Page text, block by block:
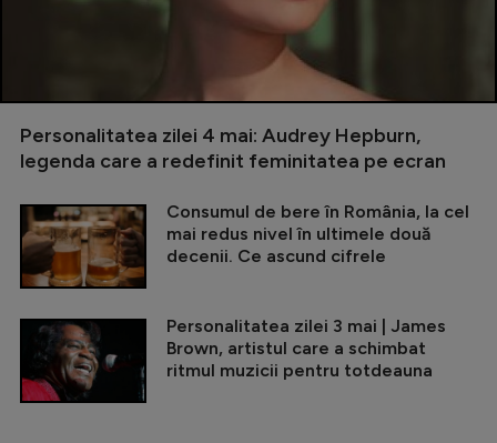
Personalitatea zilei 4 mai: Audrey Hepburn,
legenda care a redefinit feminitatea pe ecran
Consumul de bere în România, la cel
mai redus nivel în ultimele două
decenii. Ce ascund cifrele
Personalitatea zilei 3 mai | James
Brown, artistul care a schimbat
ritmul muzicii pentru totdeauna